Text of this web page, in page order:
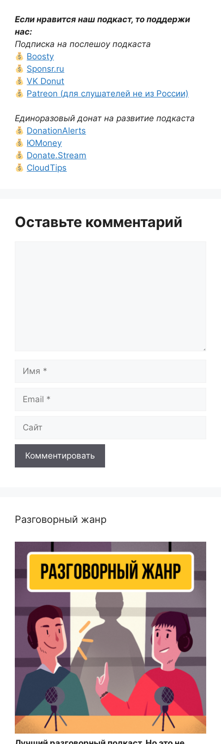
Если нравится наш подкаст, то поддержи
нас:
Подписка на послешоу подкаста
Boosty
Sponsr.ru
VK Donut
Patreon (для слушателей не из России)
Единоразовый донат на развитие подкаста
DonationAlerts
ЮMoney
Donate.Stream
CloudTips
Оставьте комментарий
Имя
Email
Сайт
Разговорный жанр